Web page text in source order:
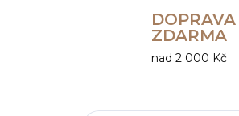
DOPRAVA
ZDARMA
nad 2 000 Kč